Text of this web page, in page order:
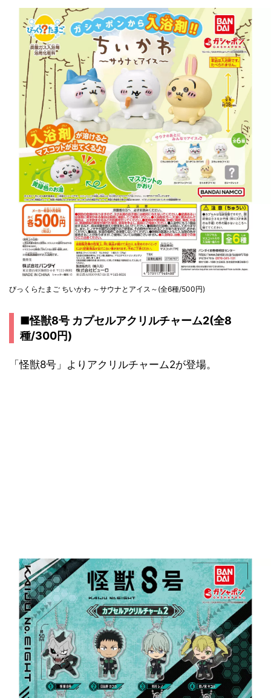
びっくらたまご ちいかわ ～サウナとアイス～(全6種/500円)
■怪獣8号 カプセルアクリルチャーム2(全8
種/300円)
「怪獣8号」よりアクリルチャーム2が登場。